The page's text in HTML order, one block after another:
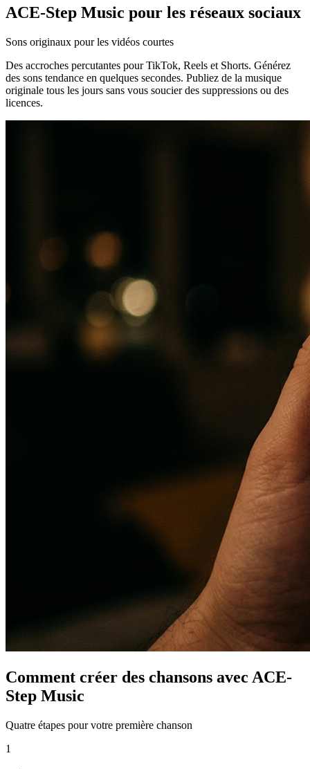
ACE-Step Music pour les réseaux sociaux
Sons originaux pour les vidéos courtes
Des accroches percutantes pour TikTok, Reels et Shorts. Générez
des sons tendance en quelques secondes. Publiez de la musique
originale tous les jours sans vous soucier des suppressions ou des
licences.
Comment créer des chansons avec ACE-
Step Music
Quatre étapes pour votre première chanson
1